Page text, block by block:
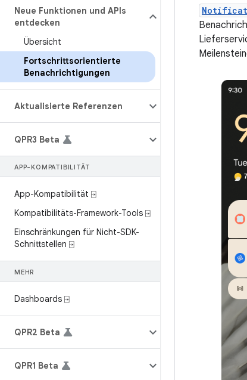
Neue Funktionen und APIs
entdecken
Übersicht
Fortschrittsorientierte
Benachrichtigungen
Aktualisierte Referenzen
QPR3 Beta
APP-KOMPATIBILITÄT
App-Kompatibilität ⍈
Kompatibilitäts-Framework-Tools ⍈
Einschränkungen für Nicht-SDK-
Schnittstellen ⍈
MEHR
Dashboards ⍈
QPR2 Beta
QPR1 Beta